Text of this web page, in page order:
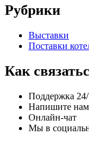
Рубрики
Выставки
Поставки
Как
Поддержка
Напишите нам
Онлайн-чат
Мы в